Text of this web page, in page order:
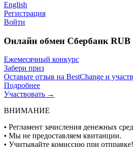
English
Регистрация
Войти
Онлайн обмен Сбербанк
Ежемесячный конкурс
Забери приз
Оставьте отзыв на BestChange и
Подробнее
Участвовать →
ВНИМАНИЕ
• Регламент зачисления денежных
• Мы не предоставляем квитанции.
• Учитывайте комиссию при